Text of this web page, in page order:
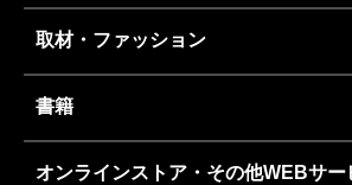
取材・ファッション
書籍
オンラインストア・その他WEBサー